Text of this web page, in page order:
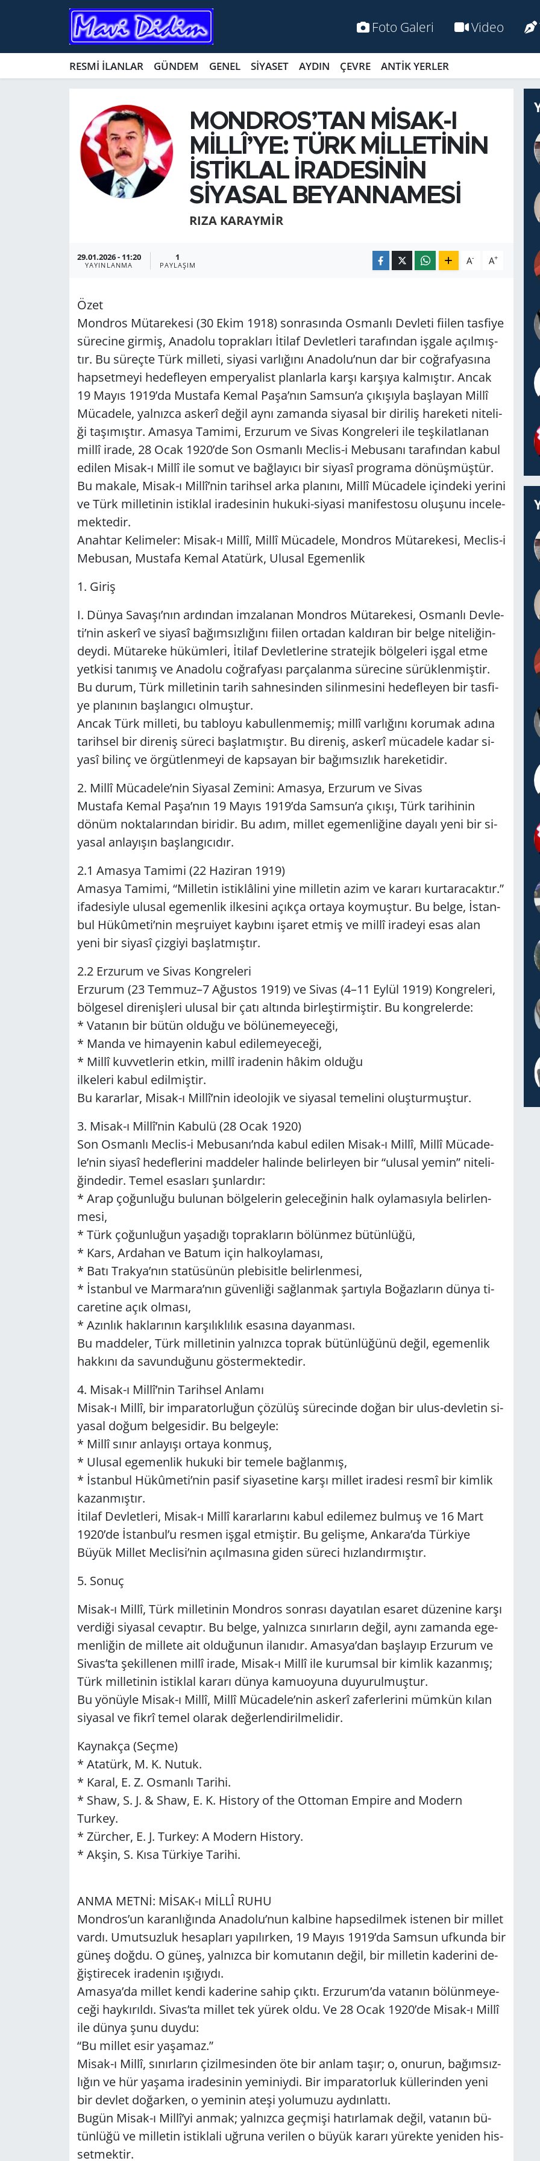
Foto Galeri Video
RESMİ İLANLAR GÜNDEM GENEL SİYASET AYDIN ÇEVRE ANTİK YERLER
MOND­ROS’TAN MİSAK-I
MİLLÎ’YE: TÜRK MİLLETİNİN
İSTİKLAL İRADESİNİN
SİYASAL BE­YAN­NA­MESİ
RIZA KARAYMIR
29.01.2026 - 11:20
YAYINLANMA
1
PAYLAŞIM A- A+
Özet
Mond­ros Mü­ta­re­ke­si (30 Ekim 1918) son­ra­sın­da Os­man­lı Dev­le­ti fi­ilen tas­fi­ye
sü­re­ci­ne gir­miş, Ana­do­lu top­rak­la­rı İtilaf Dev­let­le­ri ta­ra­fın­dan iş­ga­le açıl­mış­
tır. Bu sü­reç­te Türk mil­le­ti, si­ya­si var­lı­ğı­nı Ana­do­lu’nun dar bir coğ­raf­ya­sı­na
hap­set­me­yi he­def­le­yen em­per­ya­list plan­lar­la karşı kar­şı­ya kal­mış­tır. Ancak
19 Mayıs 1919’da Mus­ta­fa Kemal Paşa’nın Sam­sun’a çı­kı­şıy­la baş­la­yan Millî
Mü­ca­de­le, yal­nız­ca as­ke­rî değil aynı za­man­da si­ya­sal bir di­ri­liş ha­re­ke­ti ni­te­li­
ği ta­şı­mış­tır. Amas­ya Ta­mi­mi, Er­zu­rum ve Sivas Kong­re­le­ri ile teş­ki­lat­la­nan
millî irade, 28 Ocak 1920’de Son Os­man­lı Mec­lis-i Me­bu­sa­nı ta­ra­fın­dan kabul
edi­len Mi­sak-ı Millî ile somut ve bağ­la­yı­cı bir si­ya­sî prog­ra­ma dö­nüş­müş­tür.
Bu ma­ka­le, Mi­sak-ı Millî’nin ta­rih­sel arka pla­nı­nı, Millî Mü­ca­de­le için­de­ki ye­ri­ni
ve Türk mil­le­ti­nin is­tik­lal ira­de­si­nin hu­ku­ki-si­ya­si ma­ni­fes­to­su olu­şu­nu in­ce­le­
mek­te­dir.
Anah­tar Ke­li­me­ler: Mi­sak-ı Millî, Millî Mü­ca­de­le, Mond­ros Mü­ta­re­ke­si, Mec­lis-i
Me­bu­san, Mus­ta­fa Kemal Ata­türk, Ulu­sal Ege­men­lik
1. Giriş
I. Dünya Sa­va­şı’nın ar­dın­dan im­za­la­nan Mond­ros Mü­ta­re­ke­si, Os­man­lı Dev­le­
ti’nin as­ke­rî ve si­ya­sî ba­ğım­sız­lı­ğı­nı fi­ilen or­ta­dan kal­dı­ran bir belge ni­te­li­ğin­
dey­di. Mü­ta­re­ke hü­küm­le­ri, İtilaf Dev­let­le­ri­ne st­ra­te­jik böl­ge­le­ri işgal etme
yet­ki­si ta­nı­mış ve Ana­do­lu coğ­raf­ya­sı par­ça­lan­ma sü­re­ci­ne sü­rük­len­miş­tir.
Bu durum, Türk mil­le­ti­nin tarih sah­ne­sin­den si­lin­me­si­ni he­def­le­yen bir tas­fi­
ye pla­nı­nın baş­lan­gı­cı ol­muş­tur.
Ancak Türk mil­le­ti, bu tab­lo­yu ka­bul­len­me­miş; millî var­lı­ğı­nı ko­ru­mak adına
ta­rih­sel bir di­re­niş sü­re­ci baş­lat­mış­tır. Bu di­re­niş, as­ke­rî mü­ca­de­le kadar si­
ya­sî bi­linç ve ör­güt­len­me­yi de kap­sa­yan bir ba­ğım­sız­lık ha­re­ke­ti­dir.
2. Millî Mü­ca­de­le’nin Si­ya­sal Ze­mi­ni: Amas­ya, Er­zu­rum ve Sivas
Mus­ta­fa Kemal Paşa’nın 19 Mayıs 1919’da Sam­sun’a çı­kı­şı, Türk ta­ri­hi­nin
dönüm nok­ta­la­rın­dan bi­ri­dir. Bu adım, mil­let ege­men­li­ği­ne da­ya­lı yeni bir si­
ya­sal an­la­yı­şın baş­lan­gı­cı­dır.
2.1 Amas­ya Ta­mi­mi (22 Ha­zi­ran 1919)
Amas­ya Ta­mi­mi, “Mil­le­tin is­tik­lâ­li­ni yine mil­le­tin azim ve ka­ra­rı kur­ta­ra­cak­tır.”
ifa­de­siy­le ulu­sal ege­men­lik il­ke­si­ni açık­ça or­ta­ya koy­muş­tur. Bu belge, İstan­
bul Hü­kû­me­ti’nin meş­ru­iyet kay­bı­nı işa­ret etmiş ve millî ira­de­yi esas alan
yeni bir si­ya­sî çiz­gi­yi baş­lat­mış­tır.
2.2 Er­zu­rum ve Sivas Kong­re­le­ri
Er­zu­rum (23 Tem­muz–7 Ağus­tos 1919) ve Sivas (4–11 Eylül 1919) Kong­re­le­ri,
böl­ge­sel di­re­niş­le­ri ulu­sal bir çatı al­tın­da bir­leş­tir­miş­tir. Bu kong­re­ler­de:
* Va­ta­nın bir bütün ol­du­ğu ve bö­lü­ne­me­ye­ce­ği,
* Manda ve hi­ma­ye­nin kabul edi­le­me­ye­ce­ği,
* Millî kuv­vet­le­rin etkin, millî ira­de­nin hâkim ol­du­ğu
il­ke­le­ri kabul edil­miş­tir.
Bu ka­rar­lar, Mi­sak-ı Millî’nin ide­olo­jik ve si­ya­sal te­me­li­ni oluş­tur­muş­tur.
3. Mi­sak-ı Millî’nin Ka­bu­lü (28 Ocak 1920)
Son Os­man­lı Mec­lis-i Me­bu­sa­nı’nda kabul edi­len Mi­sak-ı Millî, Millî Mü­ca­de­
le’nin si­ya­sî he­def­le­ri­ni mad­de­ler ha­lin­de be­lir­le­yen bir “ulu­sal yemin” ni­te­li­
ğin­de­dir. Temel esas­la­rı şun­lar­dır:
* Arap ço­ğun­lu­ğu bu­lu­nan böl­ge­le­rin ge­le­ce­ği­nin halk oy­la­ma­sıy­la be­lir­len­
me­si,
* Türk ço­ğun­lu­ğun ya­şa­dı­ğı top­rak­la­rın bö­lün­mez bü­tün­lü­ğü,
* Kars, Ar­da­han ve Batum için hal­koy­la­ma­sı,
* Batı Trak­ya’nın sta­tü­sü­nün ple­bi­sit­le be­lir­len­me­si,
* İstan­bul ve Mar­ma­ra’nın gü­ven­li­ği sağ­lan­mak şar­tıy­la Bo­ğaz­la­rın dünya ti­
ca­re­ti­ne açık ol­ma­sı,
* Azın­lık hak­la­rı­nın kar­şı­lık­lı­lık esa­sı­na da­yan­ma­sı.
Bu mad­de­ler, Türk mil­le­ti­nin yal­nız­ca top­rak bü­tün­lü­ğü­nü değil, ege­men­lik
hak­kı­nı da sa­vun­du­ğu­nu gös­ter­mek­te­dir.
4. Mi­sak-ı Millî’nin Ta­rih­sel An­la­mı
Mi­sak-ı Millî, bir im­pa­ra­tor­lu­ğun çö­zü­lüş sü­re­cin­de doğan bir ulus-dev­le­tin si­
ya­sal doğum bel­ge­si­dir. Bu bel­gey­le:
* Millî sınır an­la­yı­şı or­ta­ya kon­muş,
* Ulu­sal ege­men­lik hu­ku­ki bir te­me­le bağ­lan­mış,
* İstan­bul Hü­kû­me­ti’nin pasif si­ya­se­ti­ne karşı mil­let ira­de­si resmî bir kim­lik
ka­zan­mış­tır.
İtilaf Dev­let­le­ri, Mi­sak-ı Millî ka­rar­la­rı­nı kabul edi­le­mez bul­muş ve 16 Mart
1920’de İstan­bul’u res­men işgal et­miş­tir. Bu ge­liş­me, An­ka­ra’da Tür­ki­ye
Büyük Mil­let Mec­li­si’nin açıl­ma­sı­na giden sü­re­ci hız­lan­dır­mış­tır.
5. Sonuç
Mi­sak-ı Millî, Türk mil­le­ti­nin Mond­ros son­ra­sı da­ya­tı­lan esa­ret dü­ze­ni­ne karşı
ver­di­ği si­ya­sal ce­vap­tır. Bu belge, yal­nız­ca sı­nır­la­rın değil, aynı za­man­da ege­
men­li­ğin de mil­le­te ait ol­du­ğu­nun ila­nı­dır. Amas­ya’dan baş­la­yıp Er­zu­rum ve
Sivas’ta şe­kil­le­nen millî irade, Mi­sak-ı Millî ile ku­rum­sal bir kim­lik ka­zan­mış;
Türk mil­le­ti­nin is­tik­lal ka­ra­rı dünya ka­mu­oyu­na du­yu­rul­muş­tur.
Bu yö­nüy­le Mi­sak-ı Millî, Millî Mü­ca­de­le’nin as­ke­rî za­fer­le­ri­ni müm­kün kılan
si­ya­sal ve fikrî temel ola­rak de­ğer­len­di­ril­me­li­dir.
Kay­nak­ça (Seçme)
* Ata­türk, M. K. Nutuk.
* Karal, E. Z. Os­man­lı Ta­ri­hi.
* Shaw, S. J. & Shaw, E. K. His­tory of the Ot­to­man Em­pi­re and Mo­dern
Turkey.
* Zürc­her, E. J. Turkey: A Mo­dern His­tory.
* Akşin, S. Kısa Tür­ki­ye Ta­ri­hi.
ANMA METNİ: MİSAK-ı MİLLÎ RUHU
Mond­ros’un ka­ran­lı­ğın­da Ana­do­lu’nun kal­bi­ne hap­se­dil­mek is­te­nen bir mil­let
vardı. Umut­suz­luk he­sap­la­rı ya­pı­lır­ken, 19 Mayıs 1919’da Sam­sun uf­kun­da bir
güneş doğdu. O güneş, yal­nız­ca bir ko­mu­ta­nın değil, bir mil­le­tin ka­de­ri­ni de­
ğiş­ti­recek ira­de­nin ışı­ğıy­dı.
Amas­ya’da mil­let kendi ka­de­ri­ne sahip çıktı. Er­zu­rum’da va­ta­nın bö­lün­me­ye­
ce­ği hay­kı­rıl­dı. Sivas’ta mil­let tek yürek oldu. Ve 28 Ocak 1920’de Mi­sak-ı Millî
ile dünya şunu duydu:
“Bu mil­let esir ya­şa­maz.”
Mi­sak-ı Millî, sı­nır­la­rın çi­zil­me­sin­den öte bir anlam taşır; o, onu­run, ba­ğım­sız­
lı­ğın ve hür ya­şa­ma ira­de­si­nin ye­mi­niy­di. Bir im­pa­ra­tor­luk kül­le­rin­den yeni
bir dev­let do­ğar­ken, o ye­mi­nin ateşi yo­lu­mu­zu ay­dın­lat­tı.
Bugün Mi­sak-ı Millî’yi anmak; yal­nız­ca geç­mi­şi ha­tır­la­mak değil, va­ta­nın bü­
tün­lü­ğü ve mil­le­tin is­tik­la­li uğ­ru­na ve­ri­len o büyük ka­ra­rı yü­rek­te ye­ni­den his­
set­mek­tir.
ANTİK YERLER
ASAYİŞ
BİLİM VE TEKNOLOJİ
HABERDE İNSAN
KÜLTÜR SANAT
MAGAZİN
POLİTİKA
RESMİ İLANLAR
Nöbetçi Eczaneler
Hava Durumu
Namaz Vakitleri
Trafik Durumu
Süper Lig Puan Durumu ve Fikstür
Tüm Manşetler
Haber Arşivi